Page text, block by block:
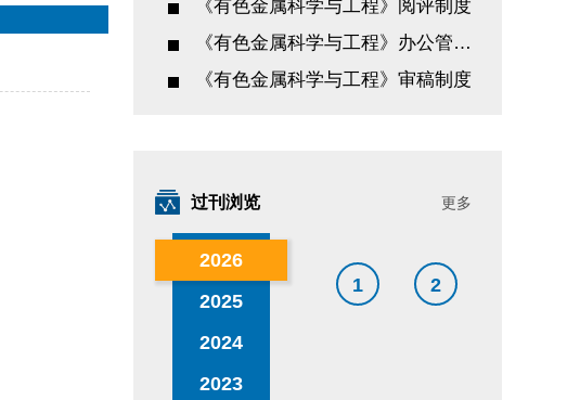
《有色金属科学与工程》阅评制度
《有色金属科学与工程》办公管理办法
《有色金属科学与工程》审稿制度
过刊浏览 更多
2026
2025
2024
2023
1 2